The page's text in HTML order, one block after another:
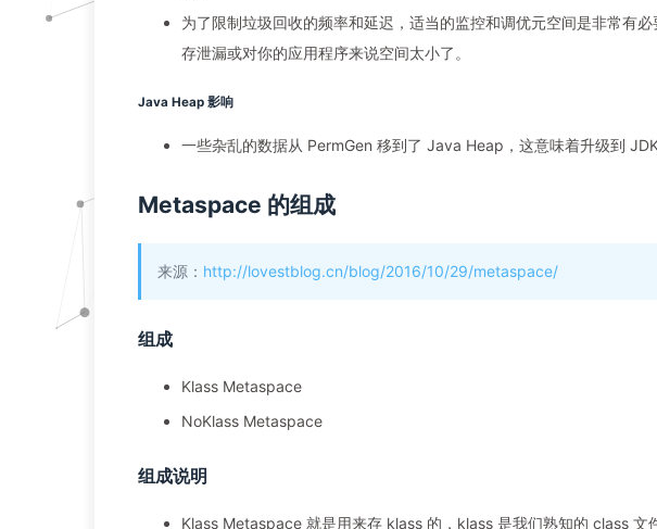
为了限制垃圾回收的频率和延迟，适当的监控和调优元空间是非常有
存泄漏或对你的应用程序来说空间太小了。
Java Heap 影响
一些杂乱的数据从 PermGen 移到了 Java Heap，这意味着升级到
Metaspace 的组成
来源： http://lovestblog.cn/blog/2016/10/29/metaspace/
组成
Klass Metaspace
NoKlass Metaspace
组成说明
Klass Metaspace 就是用来存 klass 的，klass 是我们熟知的 class 文